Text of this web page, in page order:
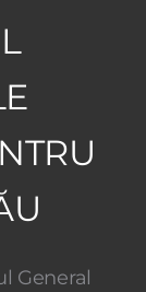
General